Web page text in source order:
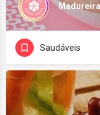
Madureira
Saudáveis